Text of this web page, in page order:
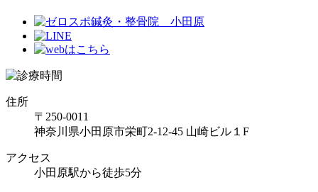
住所
〒250-0011
神奈川県小田原市栄町2-12-45 山崎ビル１F
アクセス
小田原駅から徒歩5分